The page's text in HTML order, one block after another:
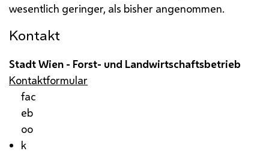
wesentlich geringer, als bisher angenommen.
Kontakt
Stadt Wien - Forst- und Landwirtschaftsbetrieb
Kontaktformular
fac
eb
oo
k